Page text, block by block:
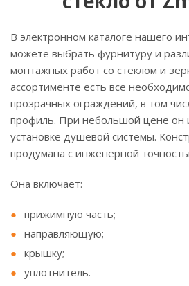
В электронном каталоге нашего
можете выбрать фурнитуру и
монтажных работ со стеклом и
ассортименте есть все
прозрачных ограждений, в том
профиль. При небольшой цене он
установке душевой системы.
продумана с инженерной
Она включает:
прижимную часть;
направляющую;
крышку;
уплотнитель.